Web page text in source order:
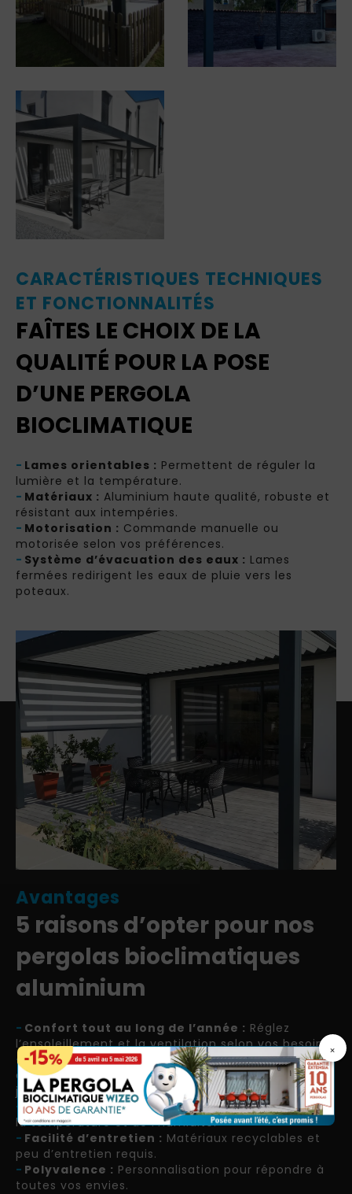
×
CARACTÉRISTIQUES TECHNIQUES
ET FONCTIONNALITÉS
FAÎTES LE CHOIX DE LA
QUALITÉ POUR LA POSE
D’UNE PERGOLA
BIOCLIMATIQUE
- Lames orientables : Permettent de réguler la
lumière et la température.
- Matériaux : Aluminium haute qualité, robuste et
résistant aux intempéries.
- Motorisation : Commande manuelle ou
motorisée selon vos préférences.
- Système d’évacuation des eaux : Lames
fermées redirigent les eaux de pluie vers les
poteaux.
Avantages
5 raisons d’opter pour nos
pergolas bioclimatiques
aluminium
- Confort tout au long de l’année : Réglez
l’ensoleillement et la ventilation selon vos besoins.
- Esthétique moderne :Design épuré et
contemporain qui s’intègre parfaitement à votre
jardin.
- Économies d’énergie :Régulation naturelle de
la température et de l’humidité.
- Facilité d’entretien : Matériaux recyclables et
peu d’entretien requis.
- Polyvalence : Personnalisation pour répondre à
toutes vos envies.